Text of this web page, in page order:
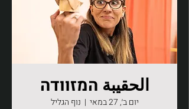
الحقيبة המזוודה
יום ב׳, 27 במאי
  |
נוף הגליל